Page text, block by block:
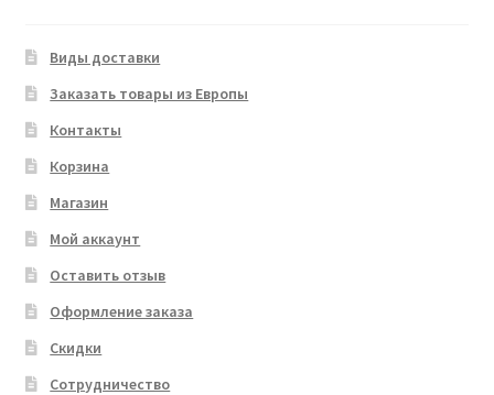
Виды доставки
Заказать товары из Европы
Контакты
Корзина
Магазин
Мой аккаунт
Оставить отзыв
Оформление заказа
Скидки
Сотрудничество